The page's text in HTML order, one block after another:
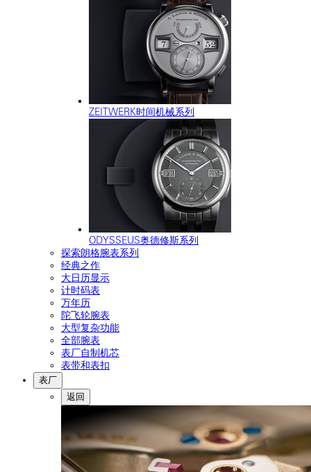
ZEITWERK时间机械系列
ODYSSEUS奥德修斯系列
探索朗格腕表系列
经典之作
大日历显示
计时码表
万年历
陀飞轮腕表
大型复杂功能
全部腕表
表厂自制机芯
表带和表扣
表厂
返回